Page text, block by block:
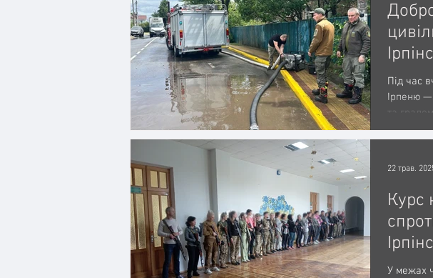
Спільні заходи Надзвичайні заходи Події
Медицина Новини ДТП Рятувальники
Адмінпротокол Свята Поліція
Розмінування Добровільна пожежна дружина
Цивільний захист ДФТГ Громадське
Під час
Ірпеню
та
Курс
У межах
22 трав.